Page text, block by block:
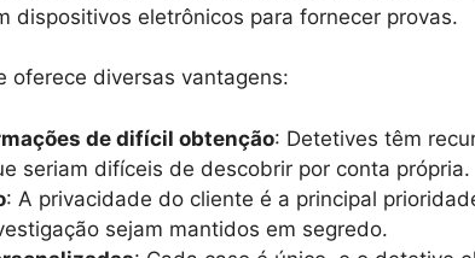
dispositivos eletrônicos para fornecer provas.
oferece diversas vantagens:
de difícil obtenção: Detetives têm
seriam difíceis de descobrir por conta própria.
: A privacidade do cliente é a principal
sejam mantidos em segredo.